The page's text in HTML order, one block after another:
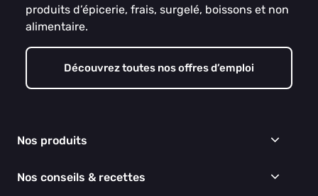
produits d’épicerie, frais, surgelé, boissons et non
alimentaire.
Découvrez toutes nos offres d’emploi
Nos produits
Épicerie
Nos conseils & recettes